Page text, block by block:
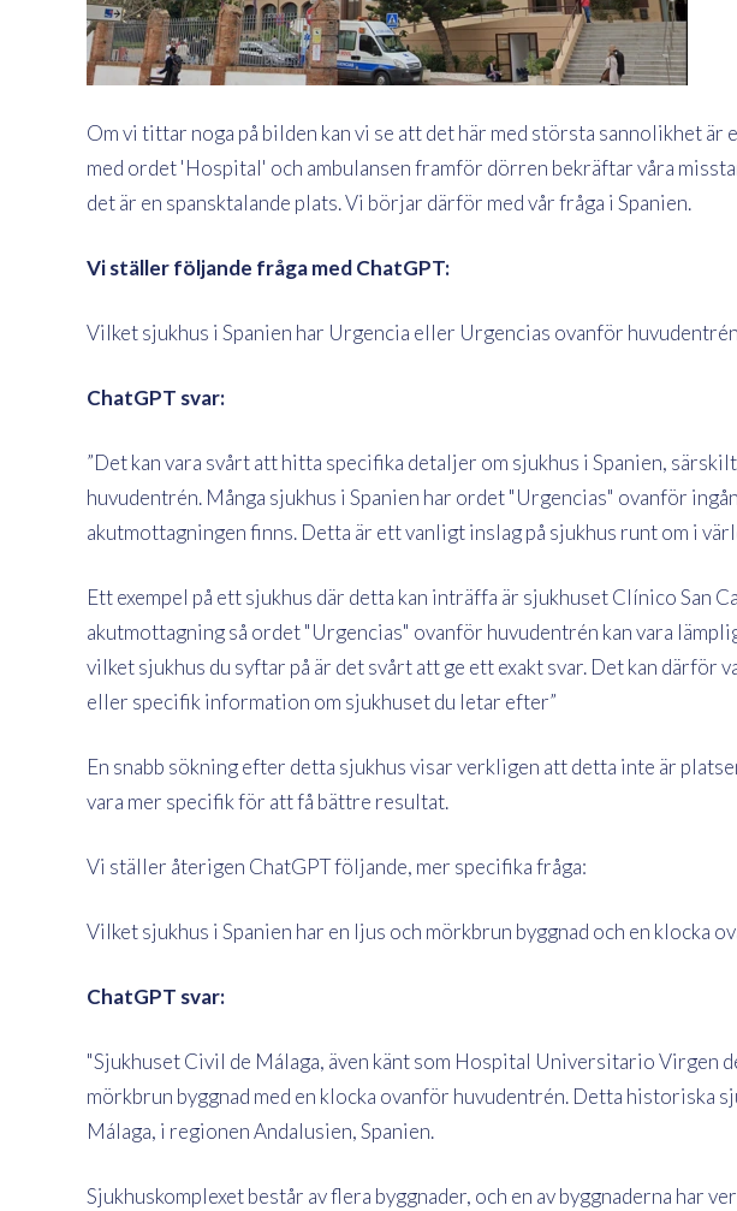
Om vi tittar noga på bilden kan vi se att det här med största sannolikhet
med ordet 'Hospital' och ambulansen framför dörren bekräftar våra
det är en spansktalande plats. Vi börjar därför med vår fråga i Spanien.
Vi ställer följande fråga med ChatGPT:
Vilket sjukhus i Spanien har Urgencia eller Urgencias ovanför
ChatGPT svar:
”Det kan vara svårt att hitta specifika detaljer om sjukhus i Spanien,
huvudentrén. Många sjukhus i Spanien har ordet "Urgencias" ovanför
akutmottagningen finns. Detta är ett vanligt inslag på sjukhus runt om i
Ett exempel på ett sjukhus där detta kan inträffa är sjukhuset Clínico San
akutmottagning så ordet "Urgencias" ovanför huvudentrén kan vara
vilket sjukhus du syftar på är det svårt att ge ett exakt svar. Det kan därför
eller specifik information om sjukhuset du letar efter”
En snabb sökning efter detta sjukhus visar verkligen att detta inte är
vara mer specifik för att få bättre resultat.
Vi ställer återigen ChatGPT följande, mer specifika fråga:
Vilket sjukhus i Spanien har en ljus och mörkbrun byggnad och en klocka
ChatGPT svar:
"Sjukhuset Civil de Málaga, även känt som Hospital Universitario Virgen
mörkbrun byggnad med en klocka ovanför huvudentrén. Detta historiska
Málaga, i regionen Andalusien, Spanien.
Sjukhuskomplexet består av flera byggnader, och en av byggnaderna har